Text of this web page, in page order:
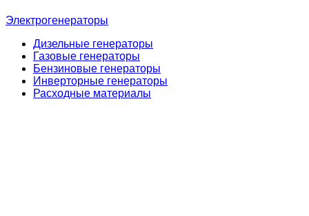
Электрогенераторы
Дизельные генераторы
Газовые генераторы
Бензиновые генераторы
Инверторные генераторы
Расходные материалы